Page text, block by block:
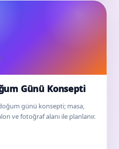
Günü Konsepti
günü konsepti; masa,
ve fotoğraf alanı ile planlanır.